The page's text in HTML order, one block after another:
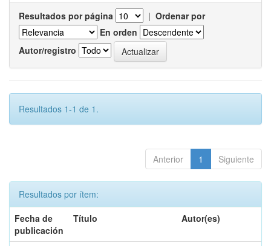
Resultados por página | Ordenar por
En orden
Autor/registro
Resultados 1-1 de 1.
Anterior 1 Siguiente
Resultados por ítem:
Fecha de
publicación
Título Autor(es)